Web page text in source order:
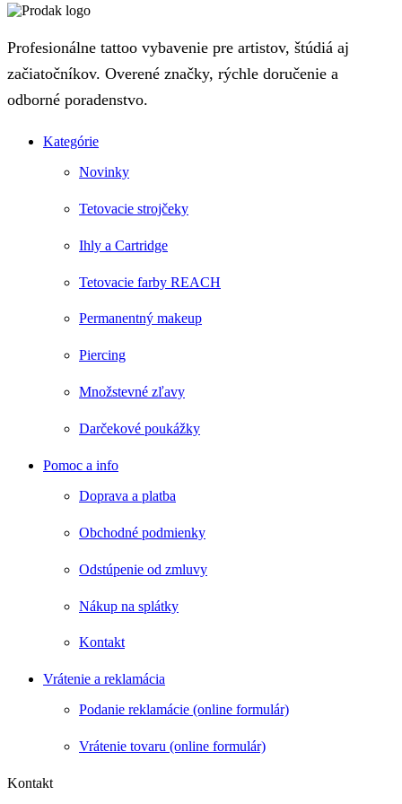
Profesionálne tattoo vybavenie pre artistov, štúdiá aj
začiatočníkov. Overené značky, rýchle doručenie a
odborné poradenstvo.
Kategórie
Novinky
Tetovacie strojčeky
Ihly a Cartridge
Tetovacie farby REACH
Permanentný makeup
Piercing
Množstevné zľavy
Darčekové poukážky
Pomoc a info
Doprava a platba
Obchodné podmienky
Odstúpenie od zmluvy
Nákup na splátky
Kontakt
Vrátenie a reklamácia
Podanie reklamácie (online formulár)
Vrátenie tovaru (online formulár)
Kontakt